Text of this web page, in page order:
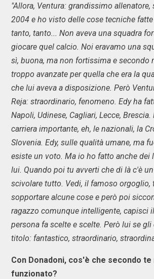
"Allora, Ventura: grandissimo allenatore,
2004 e ho visto delle cose tecniche
tanto, tanto... Non aveva una squadra
giocare quel calcio. Noi eravamo una
sì, buona, ma non fortissima e secondo
troppo avanzate per quella che era la
che lui aveva a disposizione. Però
Reja: straordinario, fenomeno. Edy ha
Napoli, Udinese, Cagliari, Lecce,
carriera importante, eh, le nazionali, la
Slovenia. Edy, sulle qualità umane, ma
esiste un voto. Ma io ho fatto anche dei
lui. Quando poi tu avverti che di là c'è
scivolare tutto. Vedi, il famoso orgoglio,
sopportare alcune cose e però poi
ragazzo comunque intelligente, capisci
persona fa scelte e scelte. Però lui se gli
titolo: fantastico, straordinario,
Con Donadoni, cos'è che secondo te
funzionato?